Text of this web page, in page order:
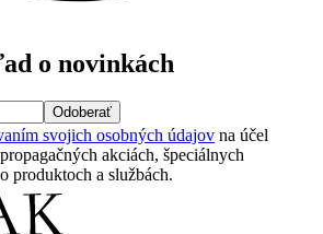
o novinkách
Odoberať
svojich osobných údajov na účel
akciách, špeciálnych
produktoch a službách.